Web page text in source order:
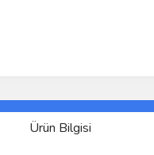
Ürün Bilgisi